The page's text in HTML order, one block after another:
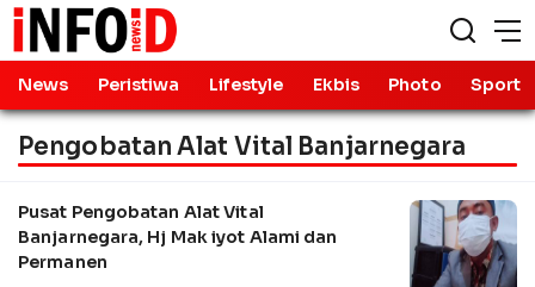
News Peristiwa Lifestyle Ekbis Photo Sport
Pengobatan Alat Vital Banjarnegara
Pusat Pengobatan Alat Vital
Banjarnegara, Hj Mak iyot Alami dan
Permanen